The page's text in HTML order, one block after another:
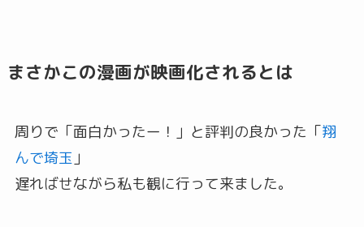
まさかこの漫画が映画化されるとは
周りで「面白かったー！」と評判の良かった「翔
んで埼玉 」
遅ればせながら私も観に行って来ました。